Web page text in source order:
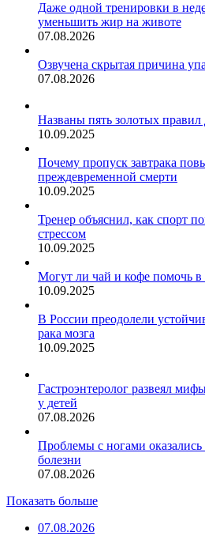
Даже одной тренировки в
уменьшить жир на животе
07.08.2026
Озвучена скрытая причина
07.08.2026
Названы пять золотых правил
10.09.2025
Почему пропуск завтрака
преждевременной смерти
10.09.2025
Тренер объяснил, как спорт
стрессом
10.09.2025
Могут ли чай и кофе помочь в
10.09.2025
В России преодолели
рака мозга
10.09.2025
Гастроэнтеролог развеял
у детей
07.08.2026
Проблемы с ногами
болезни
07.08.2026
Показать больше
07.08.2026